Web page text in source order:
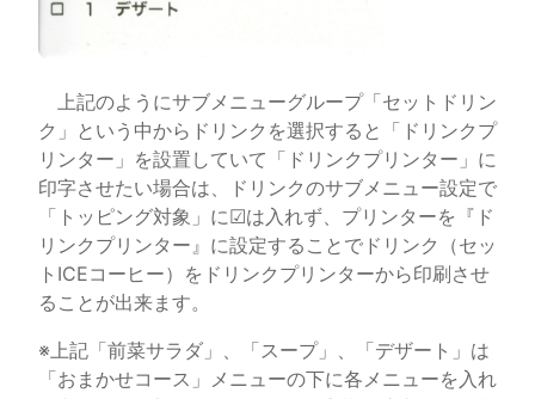
上記のようにサブメニューグループ「セットドリン
ク」という中からドリンクを選択すると「ドリンクプ
リンター」を設置していて「ドリンクプリンター」に
印字させたい場合は、ドリンクのサブメニュー設定で
「トッピング対象」に☑は入れず、プリンターを『ド
リンクプリンター』に設定することでドリンク（セッ
トICEコーヒー）をドリンクプリンターから印刷させ
ることが出来ます。
※上記「前菜サラダ」、「スープ」、「デザート」は
「おまかせコース」メニューの下に各メニューを入れ